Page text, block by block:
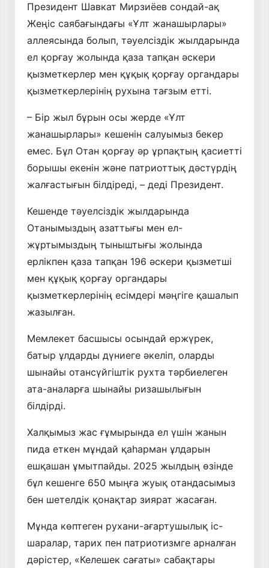
Президент Шавкат Мирзиёев сондай-ақ
Жеңіс саябағындағы «Ұлт жанашырлары»
аллеясында болып, тәуелсіздік жылдарында
ел қорғау жолында қаза тапқан әскери
қызметкерлер мен құқық қорғау органдары
қызметкерлерінің рухына тағзым етті.
– Бір жыл бұрын осы жерде «Ұлт
жанашырлары» кешенін салуымыз бекер
емес. Бұл Отан қорғау әр ұрпақтың қасиетті
борышы екенін және патриоттық дәстүрдің
жалғастығын білдіреді, – деді Президент.
Кешенде тәуелсіздік жылдарында
Отанымыздың азаттығы мен ел-
жұртымыздың тыныштығы жолында
ерлікпен қаза тапқан 196 әскери қызметші
мен құқық қорғау органдары
қызметкерлерінің есімдері мәңгіге қашалып
жазылған.
Мемлекет басшысы осындай ержүрек,
батыр ұлдарды дүниеге әкеліп, оларды
шынайы отансүйгіштік рухта тәрбиелеген
ата-аналарға шынайы ризашылығын
білдірді.
Халқымыз жас ғұмырында ел үшін жанын
пида еткен мұндай қаһарман ұлдарын
ешқашан ұмытпайды. 2025 жылдың өзінде
бұл кешенге 650 мыңға жуық отандасымыз
бен шетелдік қонақтар зиярат жасаған.
Мұнда көптеген рухани-ағартушылық іс-
шаралар, тарих пен патриотизмге арналған
дәрістер, «Келешек сағаты» сабақтары